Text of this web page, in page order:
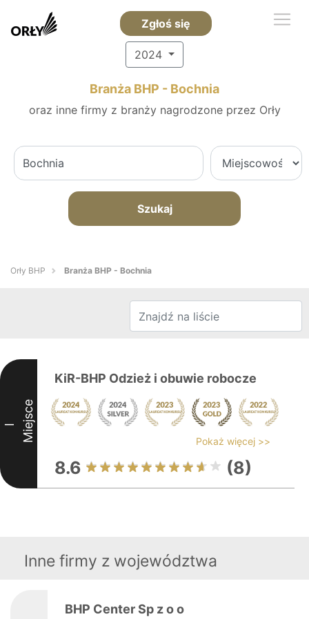
Zgłoś się
2024
Branża BHP - Bochnia
oraz inne firmy z branży nagrodzone przez Orły
Szukaj
Orły BHP Branża BHP - Bochnia
I Miejsce
KiR-BHP Odzież i obuwie robocze
Pokaż więcej >>
8.6 (8)
Inne firmy z województwa
BHP Center Sp z o o